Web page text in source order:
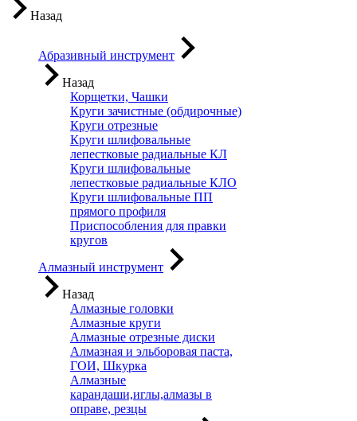
Назад
Абразивный инструмент
Назад
Корщетки, Чашки
Круги зачистные (обдирочные)
Круги отрезные
Круги шлифовальные
лепестковые радиальные КЛ
Круги шлифовальные
лепестковые радиальные КЛО
Круги шлифовальные ПП
прямого профиля
Приспособления для правки
кругов
Алмазный инструмент
Назад
Алмазные головки
Алмазные круги
Алмазные отрезные диски
Алмазная и эльборовая паста,
ГОИ, Шкурка
Алмазные
карандаши,иглы,алмазы в
оправе, резцы